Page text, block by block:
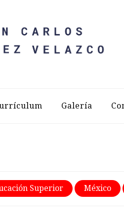
Galería
Superior México